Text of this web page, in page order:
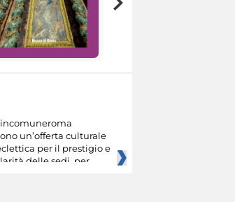
un’offerta culturale
per il prestigio e
delle sedi, per